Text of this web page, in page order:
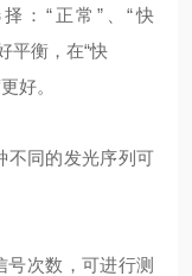
：“正常”、“快
平衡，在“快
好。
不同的发光序列可
次数，可进行测